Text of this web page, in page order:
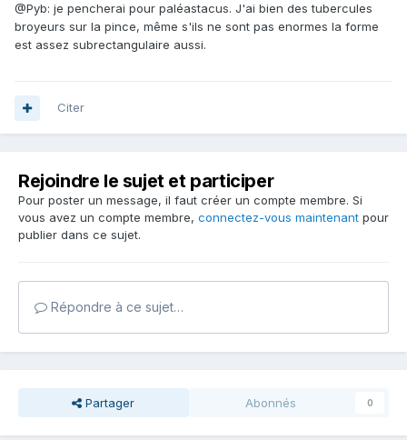
@Pyb: je pencherai pour paléastacus. J'ai bien des tubercules
broyeurs sur la pince, même s'ils ne sont pas enormes la forme
est assez subrectangulaire aussi.
Citer
Rejoindre le sujet et participer
Pour poster un message, il faut créer un compte membre. Si
vous avez un compte membre, connectez-vous maintenant pour
publier dans ce sujet.
Répondre à ce sujet…
Partager Abonnés 0